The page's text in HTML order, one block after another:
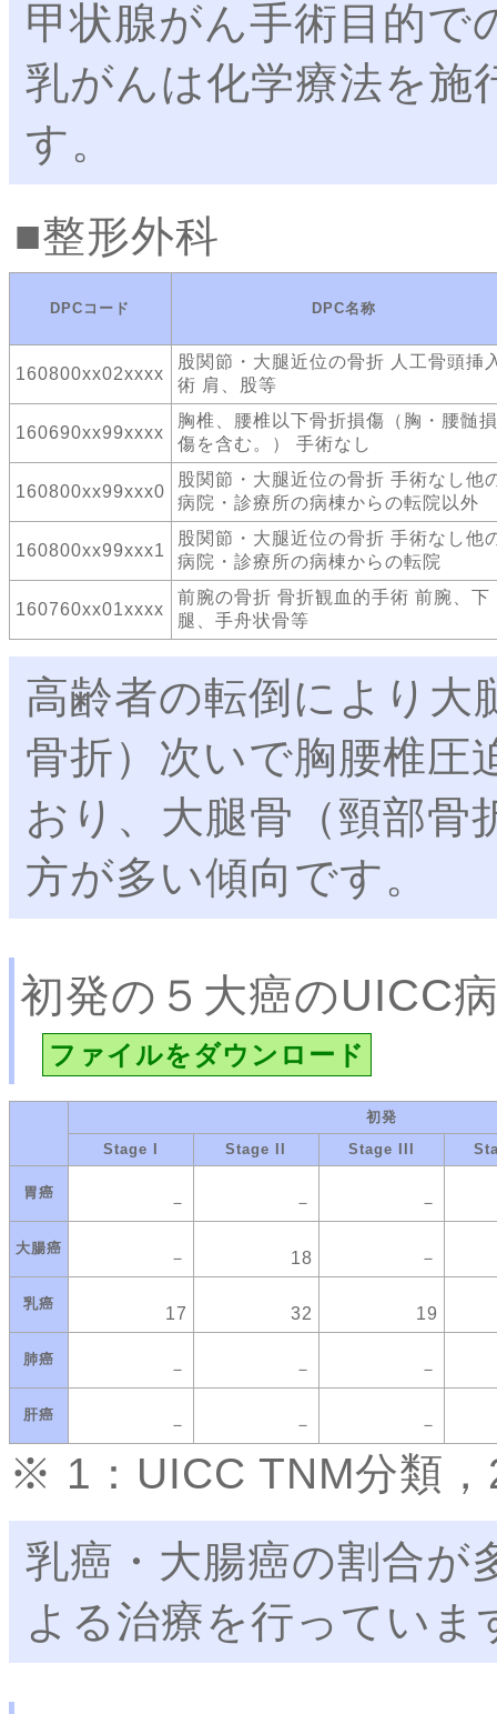
甲状腺がん手術目的で
乳がんは化学療法を施
す。
整形外科
DPCコード DPC名称
160800xx02xxxx
股関節・大腿近位の骨折 人工骨頭挿
術 肩、股等
160690xx99xxxx
胸椎、腰椎以下骨折損傷（胸・腰髄損
傷を含む。） 手術なし
160800xx99xxx0
股関節・大腿近位の骨折 手術なし他
病院・診療所の病棟からの転院以外
160800xx99xxx1
股関節・大腿近位の骨折 手術なし他
病院・診療所の病棟からの転院
160760xx01xxxx
前腕の骨折 骨折観血的手術 前腕、下
腿、手舟状骨等
高齢者の転倒により大
骨折）次いで胸腰椎圧
おり、大腿骨（頸部骨
方が多い傾向です。
初発の５大癌のUICC
ファイルをダウンロード
初発
Stage I
Stage II Stage III
胃癌
－ － －
大腸癌
－ 18 －
乳癌
17 32 19
肺癌
－ － －
肝癌
－ － －
※ 1：UICC TNM分類
乳癌・大腸癌の割合が
よる治療を行っていま